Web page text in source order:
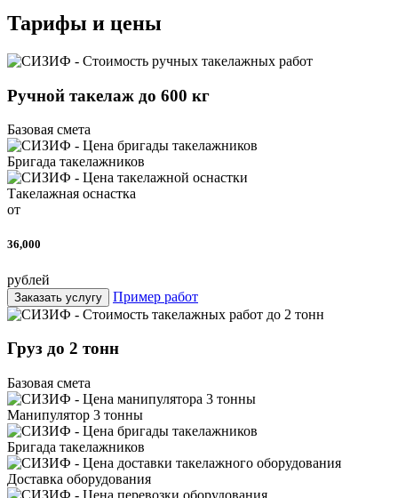
Тарифы и цены
Ручной такелаж до 600 кг
Базовая смета
Бригада такелажников
Такелажная оснастка
от
36,000
рублей
Заказать услугу Пример работ
Груз до 2 тонн
Базовая смета
Манипулятор 3 тонны
Бригада такелажников
Доставка оборудования